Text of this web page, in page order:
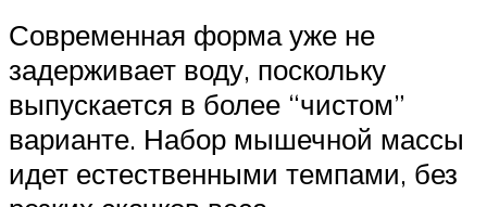
Современная форма уже не
задерживает воду, поскольку
выпускается в более “чистом”
варианте. Набор мышечной массы
идет естественными темпами, без